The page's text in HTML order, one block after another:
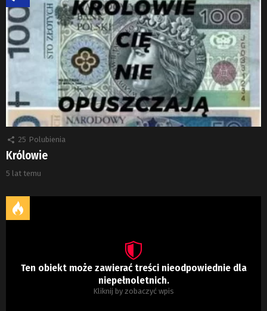
25 Polubienia
Królowie
5 lat temu
Ten obiekt może zawierać treści nieodpowiednie dla
niepełnoletnich.
Kliknij by zobaczyć wpis